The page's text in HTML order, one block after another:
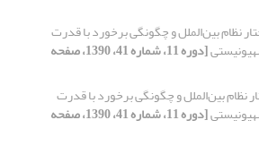
نظام بین‌الملل و چگونگی برخورد با قدرت
[دوره 11، شماره 41، 1390، صفحه
نظام بین‌الملل و چگونگی برخورد با قدرت
[دوره 11، شماره 41، 1390، صفحه